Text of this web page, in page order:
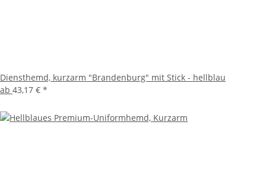
Diensthemd, kurzarm "Brandenburg" mit Stick - hellblau
ab 43,17 € *